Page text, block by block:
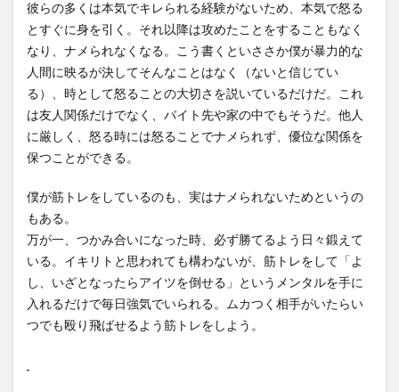
彼らの多くは本気でキレられる経験がないため、本気で怒る
とすぐに身を引く。それ以降は攻めたことをすることもなく
なり、ナメられなくなる。こう書くといささか僕が暴力的な
人間に映るが決してそんなことはなく（ないと信じてい
る）、時として怒ることの大切さを説いているだけだ。これ
は友人関係だけでなく、バイト先や家の中でもそうだ。他人
に厳しく、怒る時には怒ることでナメられず、優位な関係を
保つことができる。
僕が筋トレをしているのも、実はナメられないためというの
もある。
万が一、つかみ合いになった時、必ず勝てるよう日々鍛えて
いる。イキリトと思われても構わないが、筋トレをして「よ
し、いざとなったらアイツを倒せる」というメンタルを手に
入れるだけで毎日強気でいられる。ムカつく相手がいたらい
つでも殴り飛ばせるよう筋トレをしよう。